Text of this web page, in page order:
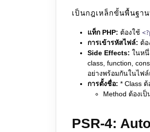
เป็นกฎเหล็กขั้นพื้นฐา
แท็ก PHP: ต้องใช้
การเข้ารหัสไฟล์: ต้อ
Side Effects: ในหนึ่
class, function,
อย่างพร้อมกันในไฟล์
การตั้งชื่อ: * Class ต้
Method ต้องเป็
PSR-4: